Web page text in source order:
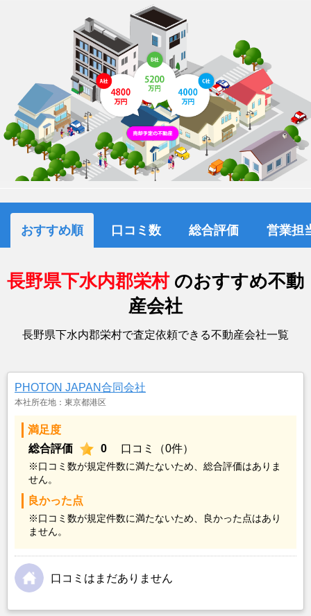
おすすめ順 口コミ数 総合評価 営業担
長野県下水内郡栄村 のおすすめ不動
産会社
長野県下水内郡栄村で査定依頼できる不動産会社一覧
PHOTON JAPAN合同会社
本社所在地：東京都港区
満足度
総合評価
0 口コミ（0件）
※口コミ数が規定件数に満たないため、総合評価はありま
せん。
良かった点
※口コミ数が規定件数に満たないため、良かった点はあり
ません。
口コミはまだありません